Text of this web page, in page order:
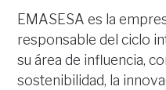
EMASESA es la
responsable del ciclo
su área de influencia,
sostenibilidad, la